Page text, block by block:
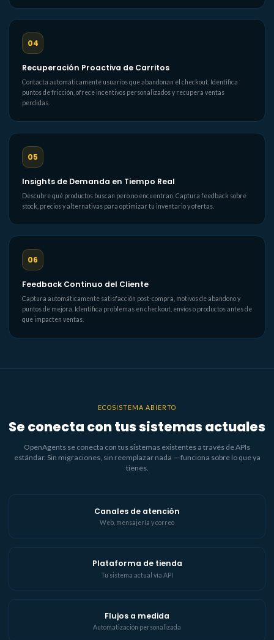
04
Recuperación Proactiva de Carritos
Contacta automáticamente usuarios que abandonan el checkout. Identifica
puntos de fricción, ofrece incentivos personalizados y recupera ventas
perdidas.
05
Insights de Demanda en Tiempo Real
Descubre qué productos buscan pero no encuentran. Captura feedback sobre
stock, precios y alternativas para optimizar tu inventario y ofertas.
06
Feedback Continuo del Cliente
Captura automáticamente satisfacción post-compra, motivos de abandono y
puntos de mejora. Identifica problemas en checkout, envíos o productos antes de
que impacten ventas.
ECOSISTEMA ABIERTO
Se conecta con tus sistemas actuales
OpenAgents se conecta con tus sistemas existentes a través de APIs
estándar. Sin migraciones, sin reemplazar nada — funciona sobre lo que ya
tienes.
Canales de atención
Web, mensajería y correo
Plataforma de tienda
Tu sistema actual vía API
Flujos a medida
Automatización personalizada